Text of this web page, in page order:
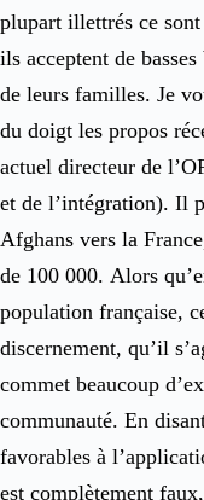
plupart illettrés ce
ils acceptent de
de leurs familles. Je
du doigt les propos
actuel directeur de
et de l’intégration). Il
Afghans vers la
de 100 000. Alors
population française,
discernement, qu’il
commet beaucoup
communauté. En
favorables à
est complètement